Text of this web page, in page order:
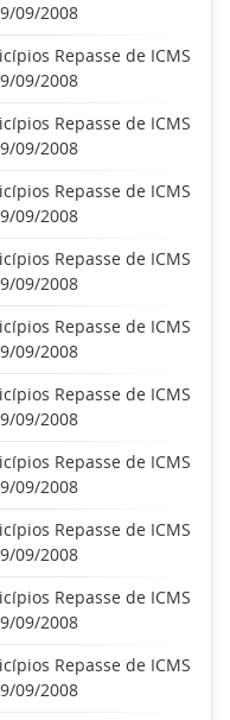
09/2008
Repasse de ICMS
09/2008
Repasse de ICMS
09/2008
Repasse de ICMS
09/2008
Repasse de ICMS
09/2008
Repasse de ICMS
09/2008
Repasse de ICMS
09/2008
Repasse de ICMS
09/2008
Repasse de ICMS
09/2008
Repasse de ICMS
09/2008
Repasse de ICMS
09/2008